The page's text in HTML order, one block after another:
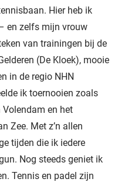
Hier heb ik
en zelfs mijn vrouw
van trainingen bij de
(De Kloek), mooie
in de regio NHN
ik toernooien zoals
en het
Zee. Met z’n allen
tijden die ik iedere
Nog steeds geniet ik
Tennis en padel zijn